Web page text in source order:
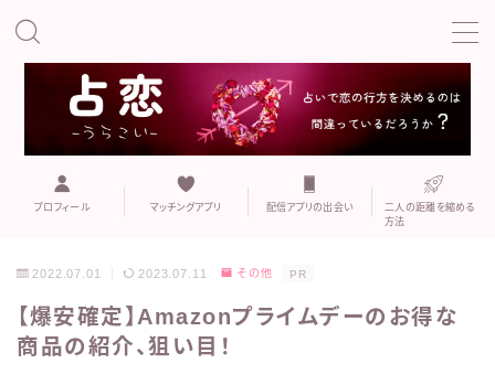
こい
MENU
プロフィール
既婚者専用マッチングアプリ
マッチングアプリ
マッチングアプリでの誘い方や注意点
プロフィール マッチングアプリ 配信アプリの出会い
二人の距離を縮める
方法
2022.07.01 2023.07.11 その他 PR
【爆安確定】Amazonプライムデーのお得な
商品の紹介、狙い目！